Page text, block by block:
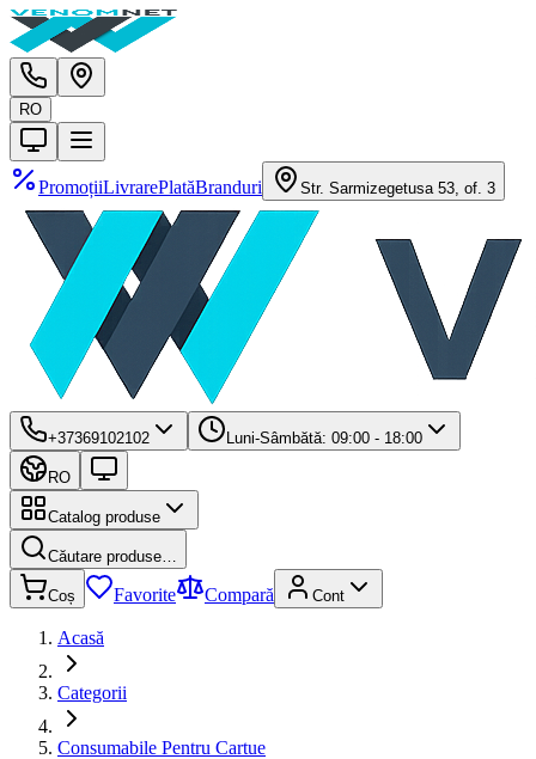
RO
PromoțiiLivrarePlatăBranduri Str. Sarmizegetusa 53, of. 3
+37369102102 Luni-Sâmbătă: 09:00 - 18:00
RO
Catalog produse
Căutare produse…
Coș Favorite Compară Cont
Acasă
Categorii
Consumabile Pentru Cartue